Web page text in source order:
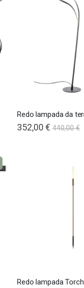
352,00 € 440,00 €
Redo lampada Torch